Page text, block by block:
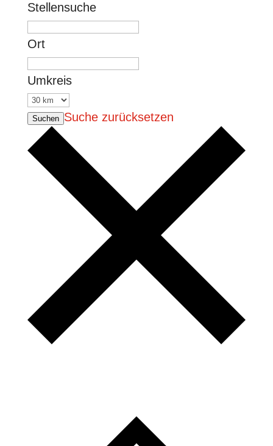
Stellensuche
Ort
Umkreis
Suchen Suche zurücksetzen